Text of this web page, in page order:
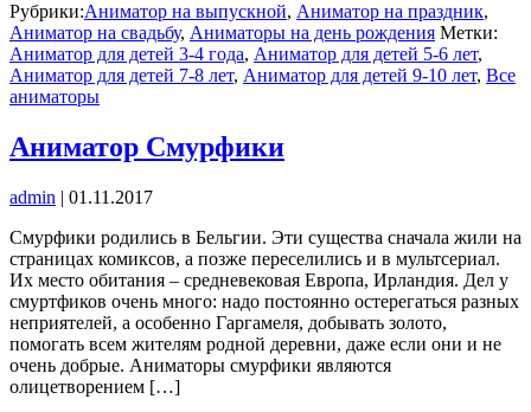
Рубрики:Аниматор на выпускной, Аниматор на праздник,
Аниматор на свадьбу, Аниматоры на день рождения Метки:
Аниматор для детей 3-4 года, Аниматор для детей 5-6 лет,
Аниматор для детей 7-8 лет, Аниматор для детей 9-10 лет, Все
аниматоры
Аниматор Смурфики
admin | 01.11.2017
Смурфики родились в Бельгии. Эти существа сначала жили на
страницах комиксов, а позже переселились и в мультсериал.
Их место обитания – средневековая Европа, Ирландия. Дел у
смуртфиков очень много: надо постоянно остерегаться разных
неприятелей, а особенно Гаргамеля, добывать золото,
помогать всем жителям родной деревни, даже если они и не
очень добрые. Аниматоры смурфики являются
олицетворением […]